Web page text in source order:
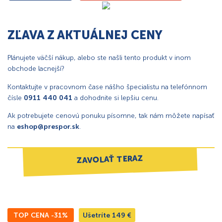
ZĽAVA Z AKTUÁLNEJ CENY
Plánujete väčší nákup, alebo ste našli tento produkt v inom
obchode lacnejší?
Kontaktujte v pracovnom čase nášho špecialistu na telefónnom
čísle 0911 440 041 a dohodnite si lepšiu cenu.
Ak potrebujete cenovú ponuku písomne, tak nám môžete napísať
na eshop@prespor.sk.
ZAVOLAŤ TERAZ
TOP CENA -31% Ušetríte 149 €